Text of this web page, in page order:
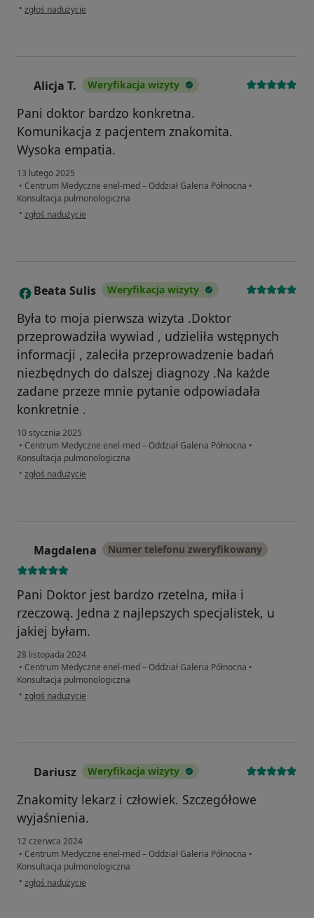
• w opinii użytkownika Witold
zgłoś nadużycie
Alicja T. Weryfikacja wizyty
Pani doktor bardzo konkretna.
Komunikacja z pacjentem znakomita.
Wysoka empatia.
13 lutego 2025
• Centrum Medyczne enel-med – Oddział Galeria Północna •
Konsultacja pulmonologiczna
• w opinii użytkownika Alicja T.
zgłoś nadużycie
B Beata Sulis Weryfikacja wizyty
Była to moja pierwsza wizyta .Doktor
przeprowadziła wywiad , udzieliła wstępnych
informacji , zaleciła przeprowadzenie badań
niezbędnych do dalszej diagnozy .Na każde
zadane przeze mnie pytanie odpowiadała
konkretnie .
10 stycznia 2025
• Centrum Medyczne enel-med – Oddział Galeria Północna •
Konsultacja pulmonologiczna
• w opinii użytkownika Beata Sulis
zgłoś nadużycie
Magdalena Numer telefonu zweryfikowany
Pani Doktor jest bardzo rzetelna, miła i
rzeczową. Jedna z najlepszych specjalistek, u
jakiej byłam.
28 listopada 2024
• Centrum Medyczne enel-med – Oddział Galeria Północna •
Konsultacja pulmonologiczna
• w opinii użytkownika Magdalena
zgłoś nadużycie
Dariusz Weryfikacja wizyty
Znakomity lekarz i człowiek. Szczegółowe
wyjaśnienia.
12 czerwca 2024
• Centrum Medyczne enel-med – Oddział Galeria Północna •
Konsultacja pulmonologiczna
• w opinii użytkownika Dariusz
zgłoś nadużycie